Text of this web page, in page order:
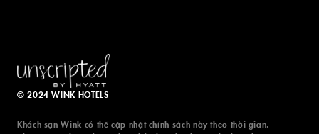
© 2024 WINK HOTELS
Khách sạn Wink có thể cập nhật chính sách này theo thời gian.